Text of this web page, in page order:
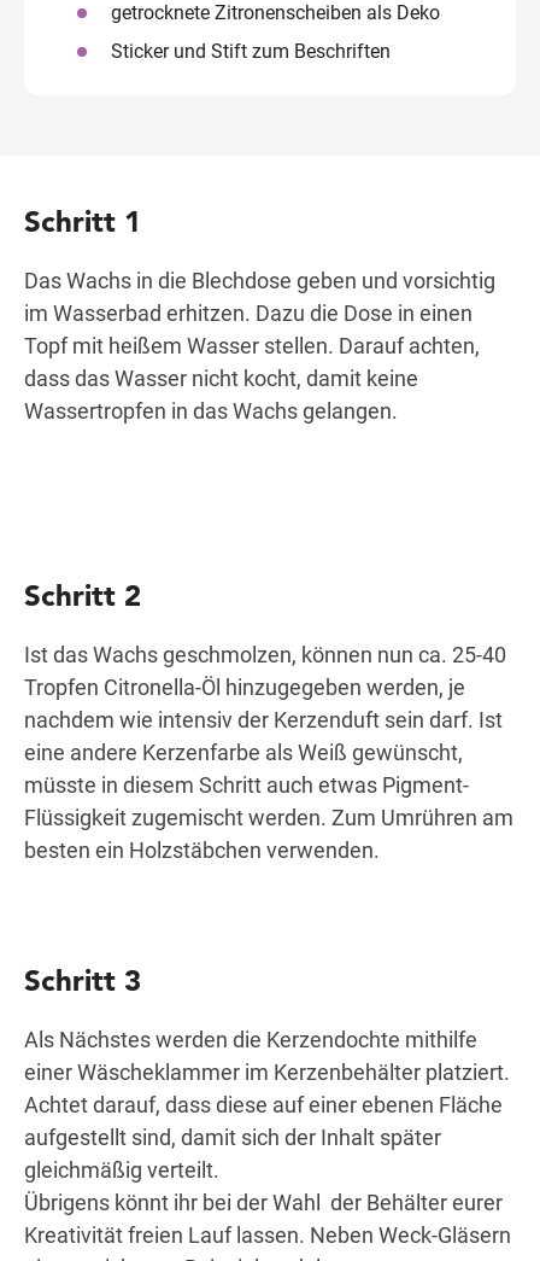
getrocknete Zitronenscheiben als Deko
Sticker und Stift zum Beschriften
Schritt 1
Das Wachs in die Blechdose geben und vorsichtig
im Wasserbad erhitzen. Dazu die Dose in einen
Topf mit heißem Wasser stellen. Darauf achten,
dass das Wasser nicht kocht, damit keine
Wassertropfen in das Wachs gelangen.
Schritt 2
Ist das Wachs geschmolzen, können nun ca. 25-40
Tropfen Citronella-Öl hinzugegeben werden, je
nachdem wie intensiv der Kerzenduft sein darf. Ist
eine andere Kerzenfarbe als Weiß gewünscht,
müsste in diesem Schritt auch etwas Pigment-
Flüssigkeit zugemischt werden. Zum Umrühren am
besten ein Holzstäbchen verwenden.
Schritt 3
Als Nächstes werden die Kerzendochte mithilfe
einer Wäscheklammer im Kerzenbehälter platziert.
Achtet darauf, dass diese auf einer ebenen Fläche
aufgestellt sind, damit sich der Inhalt später
gleichmäßig verteilt.
Übrigens könnt ihr bei der Wahl der Behälter eurer
Kreativität freien Lauf lassen. Neben Weck-Gläsern